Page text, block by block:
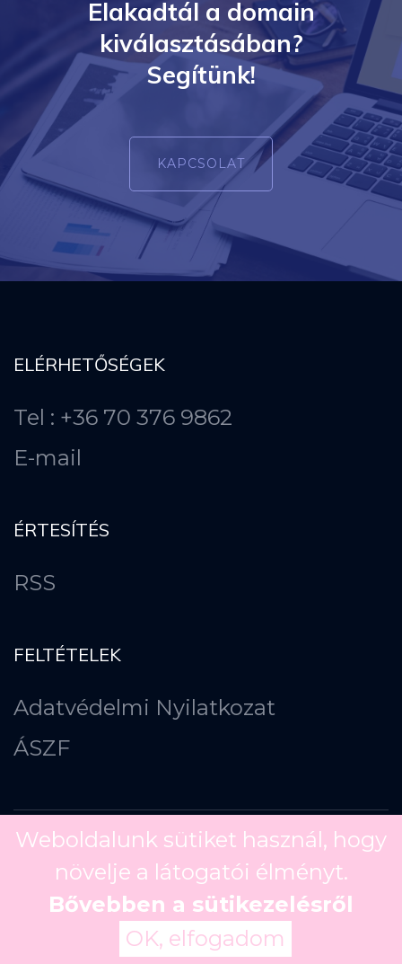
Elakadtál a domain
kiválasztásában?
Segítünk!
KAPCSOLAT
ELÉRHETŐSÉGEK
Tel : +36 70 376 9862
E-mail
ÉRTESÍTÉS
RSS
FELTÉTELEK
Adatvédelmi Nyilatkozat
ÁSZF
Copyright © 2026
Weboldalunk sütiket használ, hogy
növelje a látogatói élményt.
Bővebben a sütikezelésről
OK, elfogadom